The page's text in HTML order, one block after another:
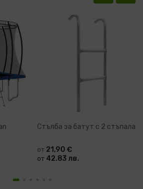
Стълба за батут с 2 стъпала
от 21,90 €
от 42.83 лв.